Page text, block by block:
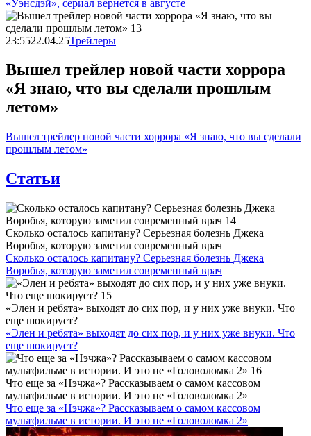
«Уэнсдэй», сериал вернется в августе
23:5522.04.25Трейлеры
Вышел трейлер новой части хоррора
«Я знаю, что вы сделали прошлым
летом»
Вышел трейлер новой части хоррора «Я знаю, что вы сделали
прошлым летом»
Статьи
Сколько осталось капитану? Серьезная болезнь Джека
Воробья, которую заметил современный врач
Сколько осталось капитану? Серьезная болезнь Джека
Воробья, которую заметил современный врач
«Элен и ребята» выходят до сих пор, и у них уже внуки. Что
еще шокирует?
«Элен и ребята» выходят до сих пор, и у них уже внуки. Что
еще шокирует?
Что еще за «Нэчжа»? Рассказываем о самом кассовом
мультфильме в истории. И это не «Головоломка 2»
Что еще за «Нэчжа»? Рассказываем о самом кассовом
мультфильме в истории. И это не «Головоломка 2»